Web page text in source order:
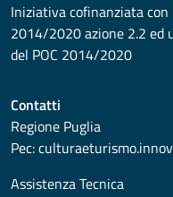
Iniziativa cofinanziata con
2014/2020 azione 2.2 ed
del POC 2014/2020
Contatti
Regione Puglia
Pec:
Assistenza Tecnica